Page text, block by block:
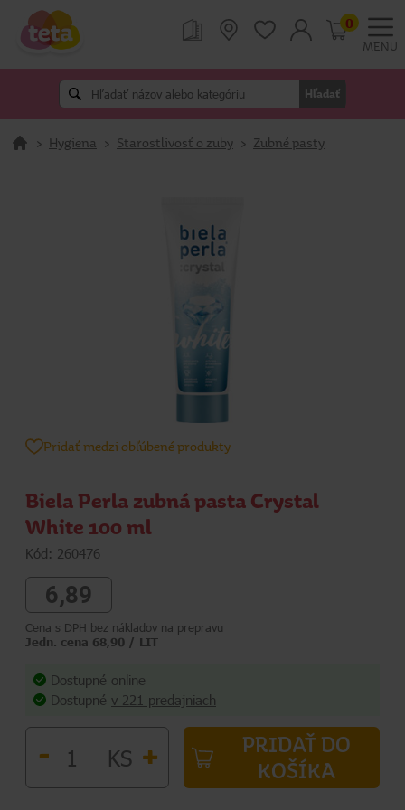
MENU
Hľadať
0
> Hygiena > Starostlivosť o zuby > Zubné pasty
Pridať medzi obľúbené produkty
Biela Perla zubná pasta Crystal
White 100 ml
Kód: 260476
6,89
Cena s DPH bez nákladov na prepravu
Jedn. cena 68,90 / LIT
Dostupné online
Dostupné v 221 predajniach
- KS +
PRIDAŤ DO
KOŠÍKA